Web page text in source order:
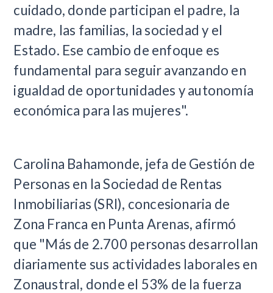
cuidado, donde participan el padre, la
madre, las familias, la sociedad y el
Estado. Ese cambio de enfoque es
fundamental para seguir avanzando en
igualdad de oportunidades y autonomía
económica para las mujeres".
Carolina Bahamonde, jefa de Gestión de
Personas en la Sociedad de Rentas
Inmobiliarias (SRI), concesionaria de
Zona Franca en Punta Arenas, afirmó
que "Más de 2.700 personas desarrollan
diariamente sus actividades laborales en
Zonaustral, donde el 53% de la fuerza